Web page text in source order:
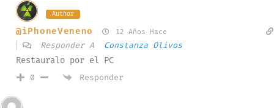
Author
@iPhoneVeneno 12 Años Hace
Responder A Constanza Olivos
Restauralo por el PC
0 Responder